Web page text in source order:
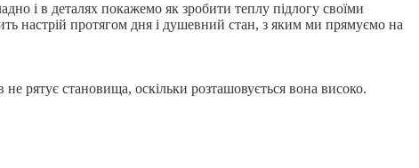
і в деталях покажемо як зробити теплу підлогу своїми
настрій протягом дня і душевний стан, з яким ми прямуємо на
рятує становища, оскільки розташовується вона високо.